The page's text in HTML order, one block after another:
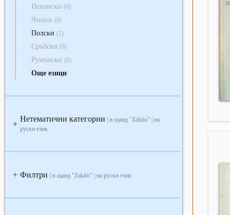
Испански (0)
Чешки (0)
Полски (1)
Сръбски (0)
Румънски (0)
Още езици
+
Нетематични категории
| в щанд "Zakito" | на
руски език
+ Филтри | в щанд "Zakito" | на руски език